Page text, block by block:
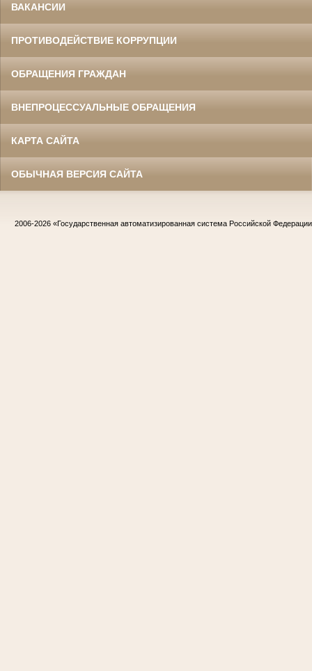
ВАКАНСИИ
ПРОТИВОДЕЙСТВИЕ КОРРУПЦИИ
ОБРАЩЕНИЯ ГРАЖДАН
ВНЕПРОЦЕССУАЛЬНЫЕ ОБРАЩЕНИЯ
КАРТА САЙТА
ОБЫЧНАЯ ВЕРСИЯ САЙТА
2006-2026 «Государственная автоматизированная система Российской